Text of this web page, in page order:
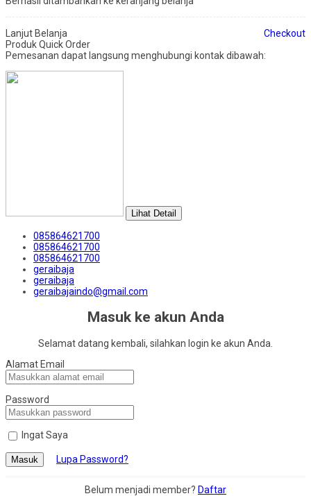
Lanjut Belanja
Checkout
Produk Quick Order
Pemesanan dapat langsung menghubungi kontak dibawah:
Lihat Detail
085864621700
085864621700
085864621700
geraibaja
geraibaja
geraibajaindo@gmail.com
Masuk ke akun Anda
Selamat datang kembali, silahkan login ke akun Anda.
Alamat Email
Password
Ingat Saya
Masuk Lupa Password?
Belum menjadi member? Daftar